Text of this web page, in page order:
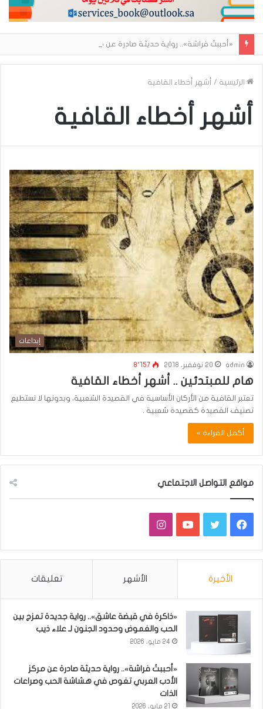
الرئيسية / أشهر أخطاء القافية
أشهر أخطاء القافية
إبداعات
admin 20 نوفمبر، 2018 8٬157
هام للمبتدئين .. أشهر أخطاء القافية
تعتبر القافية من الأركان الأساسية في القصيدة الشعبية، وبدونها لا نستطيع
تصنيف القصيدة كقصيدة شعبية .
أكمل القراءة »
مواقع التواصل الاجتماعي
فيسبوكتويتر يوتيوبانستقرام
الأخيرة الأشهر تعليقات
«ذاكرة في قبضة عاشق».. رواية جديدة تمزج بين
الحب والغموض وحدود الجنون لـ علاء ذيب
24 مايو، 2026
«أحببتُ فراشة».. رواية حديثة صادرة عن مركز
الأدب العربي تغوص في هشاشة الحب وصراعات
الذات
21 مايو، 2026